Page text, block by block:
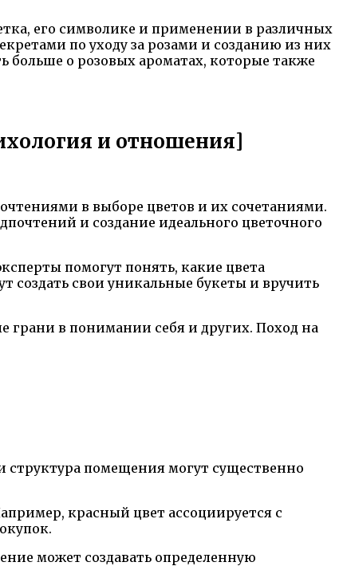
его символике и применении в различных
по уходу за розами и созданию из них
о розовых ароматах, которые также
и отношения]
в выборе цветов и их сочетаниями.
и создание идеального цветочного
помогут понять, какие цвета
создать свои уникальные букеты и вручить
грани в понимании себя и других. Поход на
помещения могут существенно
красный цвет ассоциируется с
может создавать определенную